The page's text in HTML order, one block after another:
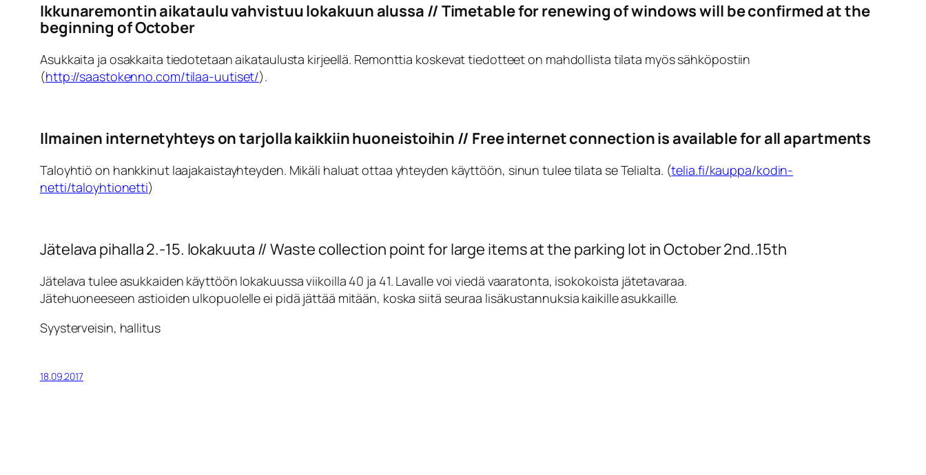
Ikkunaremontin aikataulu vahvistuu lokakuun alussa // Timetable for renewing of windows will be confirmed at the
beginning of October
Asukkaita ja osakkaita tiedotetaan aikataulusta kirjeellä. Remonttia koskevat tiedotteet on mahdollista tilata myös sähköpostiin
(http://saastokenno.com/tilaa-uutiset/).
Ilmainen internetyhteys on tarjolla kaikkiin huoneistoihin // Free internet connection is available for all apartments
Taloyhtiö on hankkinut laajakaistayhteyden. Mikäli haluat ottaa yhteyden käyttöön, sinun tulee tilata se Telialta. (telia.fi/kauppa/kodin-
netti/taloyhtionetti)
Jätelava pihalla 2.-15. lokakuuta //Waste collection point for large items at the parking lot in October 2nd..15th
Jätelava tulee asukkaiden käyttöön lokakuussa viikoilla 40 ja 41. Lavalle voi viedä vaaratonta, isokokoista jätetavaraa.
Jätehuoneeseen astioiden ulkopuolelle ei pidä jättää mitään, koska siitä seuraa lisäkustannuksia kaikille asukkaille.
Syysterveisin, hallitus
18.09.2017